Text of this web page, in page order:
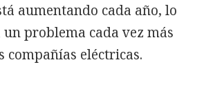
aumentando cada año, lo
problema cada vez más
compañías eléctricas.